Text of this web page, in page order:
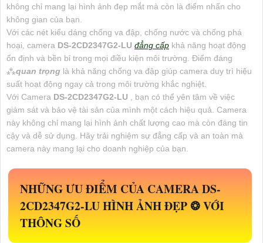
không chỉ mang lại hình ảnh đẹp mắt mà còn là điểm nhấn cho
không gian của bạn.
Với các nét kiểu dáng chống va đập, chống nước và chống phá
hoại, camera DS-2CD2347G2-LU đẳng cấp khả năng hoạt động
ổn định và bền bỉ trong mọi điều kiện môi trường. Điểm đáng
⁂quan trọng là khả năng chống va đập giúp camera duy trì hiệu
suất hoạt động ngay cả trong môi trường khắc nghiệt.
Với Camera DS-2CD2347G2-LU
, bạn có thể yên tâm về việc
giám sát và bảo vệ tài sản của mình một cách hiệu quả. Camera
này không chỉ mang lại hình ảnh chất lượng cao mà còn đáng tin
cậy và dễ sử dụng. Hãy trải nghiệm sự đẳng cấp và an toàn mà
camera này mang lại cho doanh nghiệp của bạn.
NHỮNG ƯU ĐIỂM CỦA CAMERADS-
2CD2347G2-LUHÌNH ẢNH ĐẸP ❂ VỚI
THÔNG SỐ